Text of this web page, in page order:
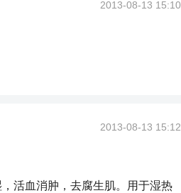
2013-08-13 15:10
2013-08-13 15:12
活血消肿，去腐生肌。用于湿热